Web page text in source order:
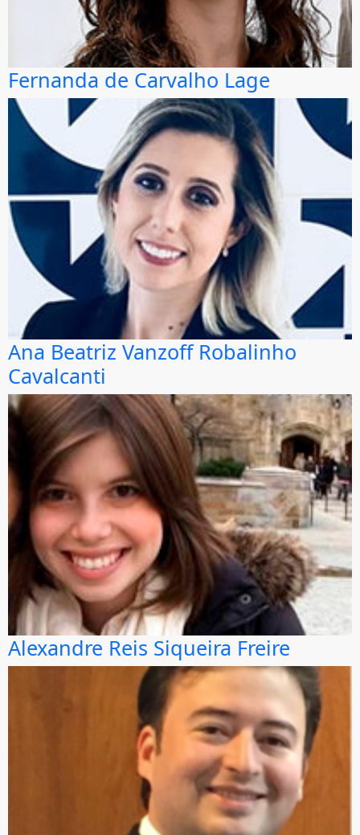
Fernanda de Carvalho Lage
Ana Beatriz Vanzoff Robalinho
Cavalcanti
Alexandre Reis Siqueira Freire